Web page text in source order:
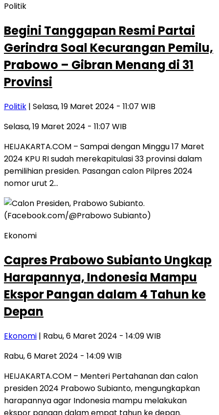
Politik
Begini Tanggapan Resmi Partai
Gerindra Soal Kecurangan Pemilu,
Prabowo – Gibran Menang di 31
Provinsi
Politik | Selasa, 19 Maret 2024 - 11:07 WIB
Selasa, 19 Maret 2024 - 11:07 WIB
HEIJAKARTA.COM – Sampai dengan Minggu 17 Maret
2024 KPU RI sudah merekapitulasi 33 provinsi dalam
pemilihian presiden. Pasangan calon Pilpres 2024
nomor urut 2…
Ekonomi
Capres Prabowo Subianto Ungkap
Harapannya, Indonesia Mampu
Ekspor Pangan dalam 4 Tahun ke
Depan
Ekonomi | Rabu, 6 Maret 2024 - 14:09 WIB
Rabu, 6 Maret 2024 - 14:09 WIB
HEIJAKARTA.COM – Menteri Pertahanan dan calon
presiden 2024 Prabowo Subianto, mengungkapkan
harapannya agar Indonesia mampu melakukan
ekspor pangan dalam empat tahun ke depan.